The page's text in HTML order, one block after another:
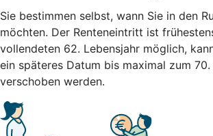
Sie bestimmen selbst, wann Sie in den
möchten. Der Renteneintritt ist
vollendeten 62. Lebensjahr möglich,
ein späteres Datum bis maximal zum 70.
verschoben werden.